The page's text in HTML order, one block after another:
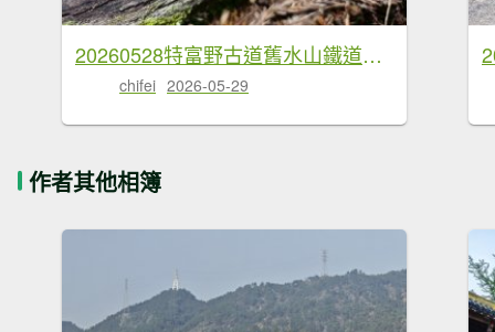
20260528特富野古道舊水山鐵道上北霞山連走東水山、兒玉山
chifei 2026-05-29
作者其他相簿